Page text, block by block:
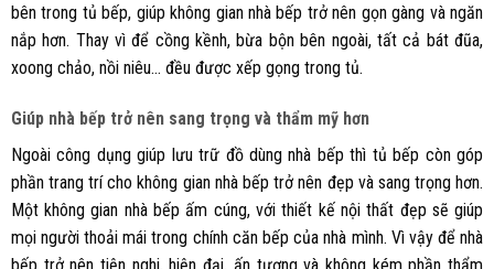
bên trong tủ bếp, giúp không gian nhà bếp trở nên gọn gàng và ngăn
nắp hơn. Thay vì để cồng kềnh, bừa bộn bên ngoài, tất cả bát đũa,
xoong chảo, nồi niêu… đều được xếp gọng trong tủ.
Giúp nhà bếp trở nên sang trọng và thẩm mỹ hơn
Ngoài công dụng giúp lưu trữ đồ dùng nhà bếp thì tủ bếp còn góp
phần trang trí cho không gian nhà bếp trở nên đẹp và sang trọng hơn.
Một không gian nhà bếp ấm cúng, với thiết kế nội thất đẹp sẽ giúp
mọi người thoải mái trong chính căn bếp của nhà mình. Vì vậy để nhà
bếp trở nên tiện nghi, hiện đại, ấn tượng và không kém phần thẩm